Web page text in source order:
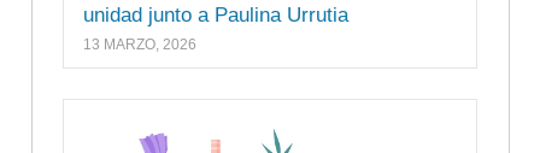
unidad junto a Paulina Urrutia
13 MARZO, 2026